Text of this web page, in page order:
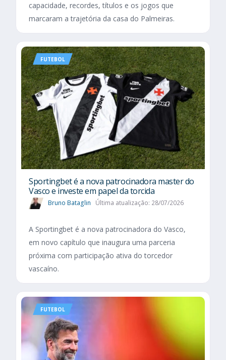
capacidade, recordes, títulos e os jogos que
marcaram a trajetória da casa do Palmeiras.
FUTEBOL
Sportingbet é a nova patrocinadora master do
Vasco e investe em papel da torcida
Bruno Bataglin Última atualização: 28/07/2026
A Sportingbet é a nova patrocinadora do Vasco,
em novo capítulo que inaugura uma parceria
próxima com participação ativa do torcedor
vascaíno.
FUTEBOL